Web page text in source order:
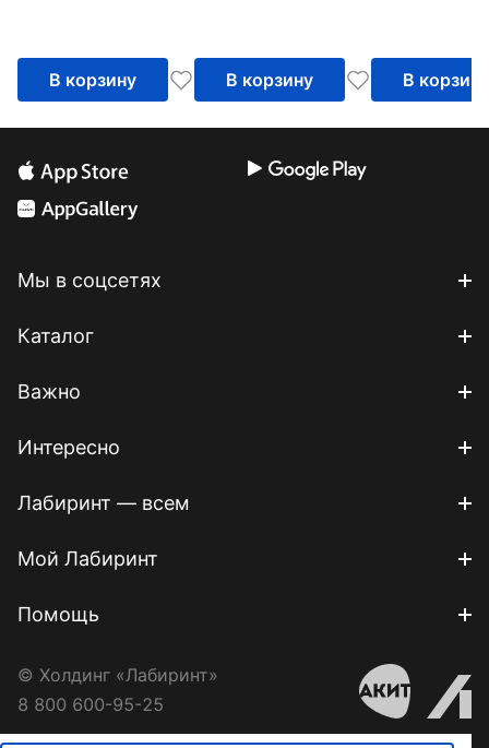
В корзину В корзину В корзину
Мы в соцсетях
Каталог
Важно
Интересно
Лабиринт — всем
Мой Лабиринт
Помощь
© Холдинг «Лабиринт»
8 800 600-95-25